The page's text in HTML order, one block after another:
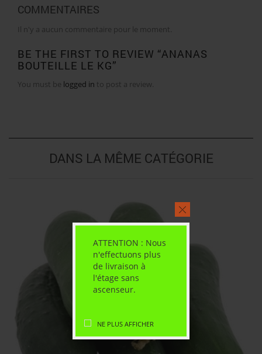
ATTENTION : Nous
n'effectuons plus
de livraison à
l'étage sans
ascenseur.
NE PLUS AFFICHER
COMMENTAIRES
Il n'y a aucun commentaire pour le moment.
BE THE FIRST TO REVIEW “ANANAS
BOUTEILLE LE KG”
You must be logged in to post a review.
DANS LA MÊME CATÉGORIE